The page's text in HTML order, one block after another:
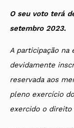
O seu voto terá
setembro 2023.
A participação na
devidamente
reservada aos
pleno exercício
exercido o direito